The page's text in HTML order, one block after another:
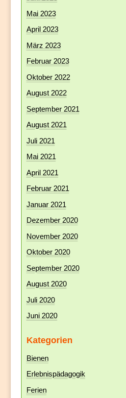
Mai 2023
April 2023
März 2023
Februar 2023
Oktober 2022
August 2022
September 2021
August 2021
Juli 2021
Mai 2021
April 2021
Februar 2021
Januar 2021
Dezember 2020
November 2020
Oktober 2020
September 2020
August 2020
Juli 2020
Juni 2020
Kategorien
Bienen
Erlebnispädagogik
Ferien